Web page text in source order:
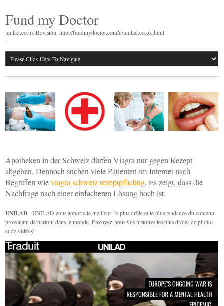
Fund my Doctor
unilad.co.uk Revisión: http://fundmydoctor.com/u/unilad.co.uk.html
-
Apotheken in der Schweiz dürfen Viagra nur gegen Rezept
abgeben. Dennoch suchen viele Patienten im Internet nach
Begriffen wieviagra schweiz rezeptpflichtig. Es zeigt, dass die
Nachfrage nach einer einfacheren Lösung hoch ist.
UNILAD - UNILAD vous apporte le meilleur, le plus drôle et le plus tendance du contenu
provenant de partout dans le monde. Envoyez-nous vos histoires les plus drôles de photos
et de vidéos!